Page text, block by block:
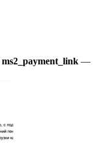
ms2_payment_link —